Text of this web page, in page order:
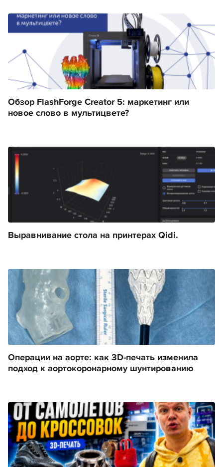
Обзор FlashForge Creator 5: маркетинг или
новое слово в мультицвете?
Выравнивание стола на принтерах Qidi.
Операции на аорте: как 3D-печать изменила
подход к аортокоронарному шунтированию